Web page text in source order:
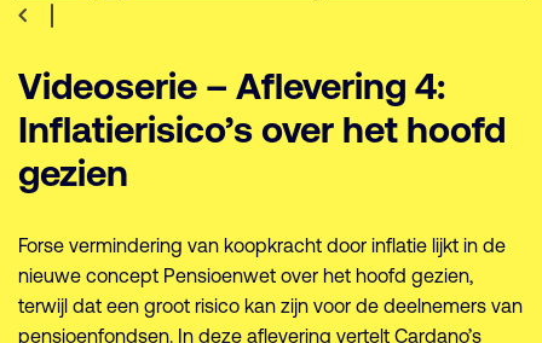
Videoserie – Aflevering 4:
Inflatierisico’s over het hoofd
gezien
Forse vermindering van koopkracht door inflatie lijkt in de
nieuwe concept Pensioenwet over het hoofd gezien,
terwijl dat een groot risico kan zijn voor de deelnemers van
pensioenfondsen. In deze aflevering vertelt Cardano’s